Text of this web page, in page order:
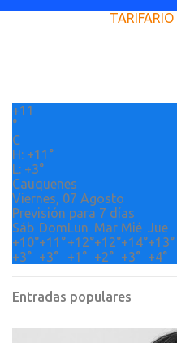
s
+11
°
C
H: +11°
L: +3°
Cauquenes
Viernes, 07 Agosto
Previsión para 7 días
Sáb DomLun Mar Mié Jue
+10°+11°+12°+12°+14°+13°
+3° +3° +1° +2° +3° +4°
Entradas populares